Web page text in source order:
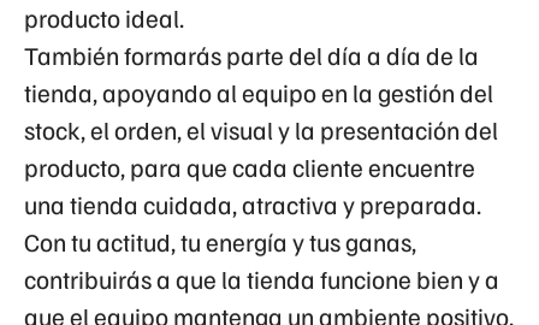
producto ideal.
También formarás parte del día a día de la
tienda, apoyando al equipo en la gestión del
stock, el orden, el visual y la presentación del
producto, para que cada cliente encuentre
una tienda cuidada, atractiva y preparada.
Con tu actitud, tu energía y tus ganas,
contribuirás a que la tienda funcione bien y a
que el equipo mantenga un ambiente positivo.